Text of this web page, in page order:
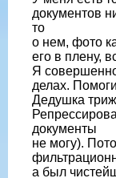
документов
то
о нем, фото
его в плену,
Я
делах.
Дедушка
документы
не могу).
а был